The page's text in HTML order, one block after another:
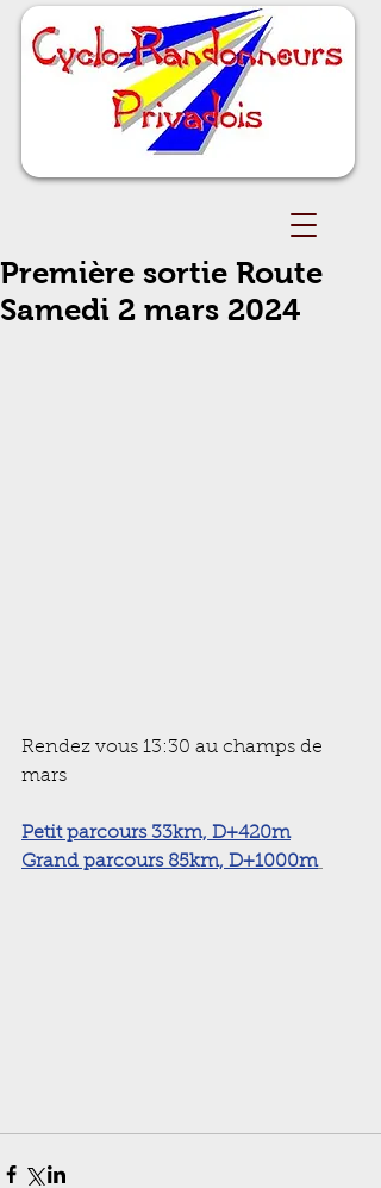
Première sortie Route
Samedi 2 mars 2024
Rendez vous 13:30 au champs de
mars
Petit parcours 33km, D+420m
Grand parcours 85km, D+1000m